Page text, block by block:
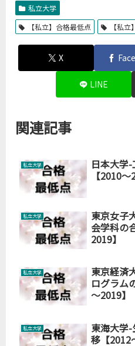
私立大学
【私立】合格最低点
【私
X
LINE
関連記事
私立大学
日本大学
【2010～
私立大学
東京女子
会学科の
2019】
私立大学
東京経済
ログラム
～2019】
私立大学
東海大学
移【2012